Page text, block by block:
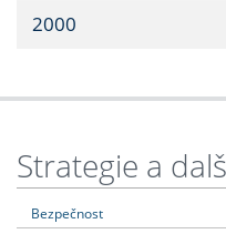
2000
Strategie a
Bezpečnost